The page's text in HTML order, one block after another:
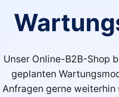
Unser Online-B2B-Shop
geplanten
Anfragen gerne